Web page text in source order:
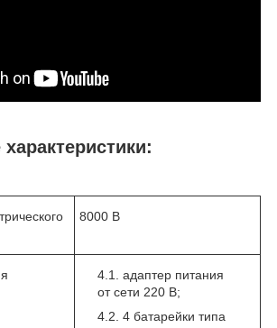
8000 В
адаптер питания
от сети 220 В;
4 батарейки типа